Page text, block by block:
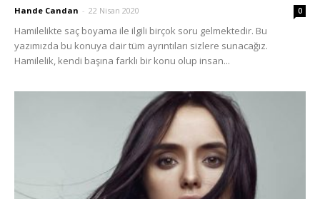
Hande Candan - 22 Nisan 2020 0
Hamilelikte saç boyama ile ilgili birçok soru gelmektedir. Bu
yazımızda bu konuya dair tüm ayrıntıları sizlere sunacağız.
Hamilelik, kendi başına farklı bir konu olup insan...